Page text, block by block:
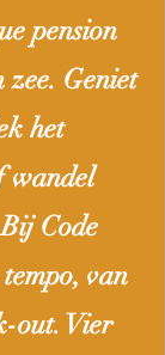
pension
Geniet
het
wandel
Code
van
out. Vier